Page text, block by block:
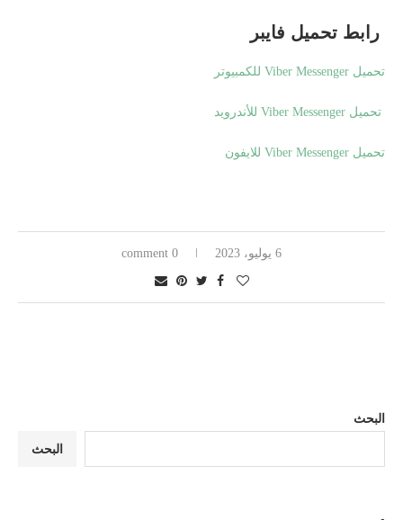
رابط تحميل فايبر
تحميل Viber Messenger للكمبيوتر
تحميل Viber Messenger للأندرويد
تحميل Viber Messenger للايفون
6 يوليو، 2023 0 comment
البحث
البحث